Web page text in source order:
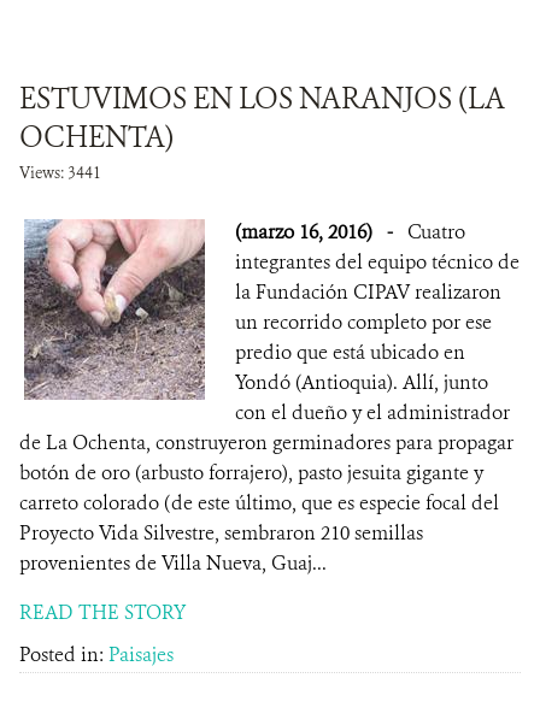
ESTUVIMOS EN LOS NARANJOS (LA
OCHENTA)
Views: 3441
(marzo 16, 2016) - Cuatro
integrantes del equipo técnico de
la Fundación CIPAV realizaron
un recorrido completo por ese
predio que está ubicado en
Yondó (Antioquia). Allí, junto
con el dueño y el administrador
de La Ochenta, construyeron germinadores para propagar
botón de oro (arbusto forrajero), pasto jesuita gigante y
carreto colorado (de este último, que es especie focal del
Proyecto Vida Silvestre, sembraron 210 semillas
provenientes de Villa Nueva, Guaj...
READ THE STORY
Posted in: Paisajes